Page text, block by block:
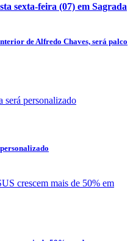
sexta-feira (07) em Sagrada
de Alfredo Chaves, será palco